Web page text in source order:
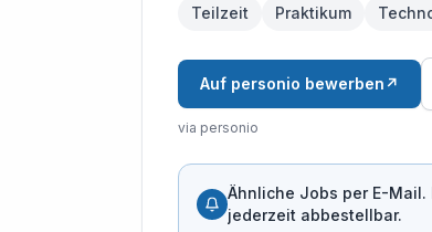
Teilzeit Praktikum
Auf personio bewerben ↗
via personio
Ähnliche Jobs per E-Mail.
jederzeit abbestellbar.